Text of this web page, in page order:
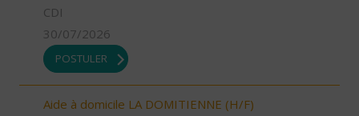
CDI
30/07/2026
POSTULER
Aide à domicile LA DOMITIENNE (H/F)